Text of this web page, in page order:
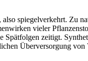
spiegelverkehrt. Zu
vieler
Spätfolgen zeitigt.
Überversorgung